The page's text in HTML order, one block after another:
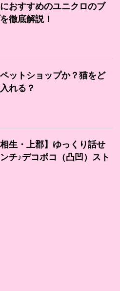
おすすめのユニクロのブ
徹底解説！
ットショップか？猫をど
れる？
相生・上郡】ゆっくり話せ
チ♪デコボコ（凸凹）スト